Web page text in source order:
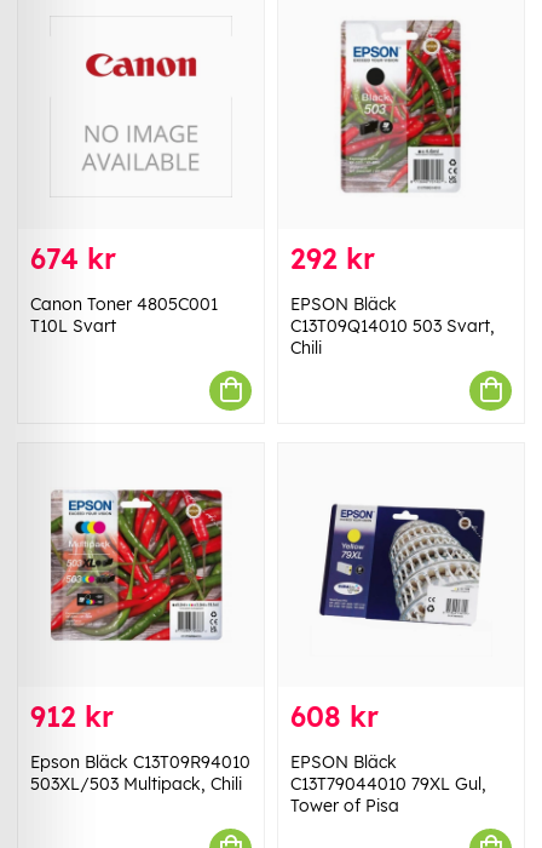
674 kr
Canon Toner 4805C001
T10L Svart
292 kr
EPSON Bläck
C13T09Q14010 503 Svart,
Chili
912 kr
Epson Bläck C13T09R94010
503XL/503 Multipack, Chili
608 kr
EPSON Bläck
C13T79044010 79XL Gul,
Tower of Pisa